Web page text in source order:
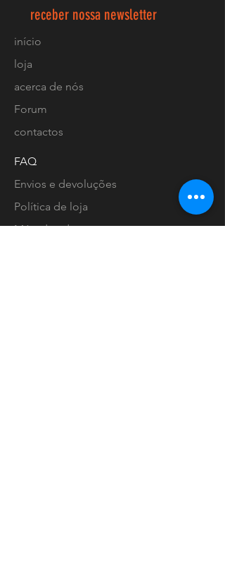
receber nossa newsletter
início
loja
acerca de nós
Forum
contactos
FAQ
Envios e devoluções
Política de loja
Métodos de pagamento